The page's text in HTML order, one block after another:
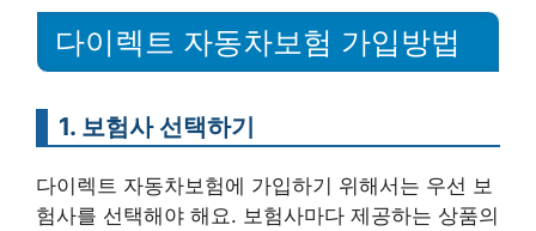
다이렉트 자동차보험 가입방법
1. 보험사 선택하기
다이렉트 자동차보험에 가입하기 위해서는 우선 보
험사를 선택해야 해요. 보험사마다 제공하는 상품의